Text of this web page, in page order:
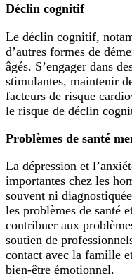
Déclin cognitif
Le déclin cognitif,
d’autres formes de
âgés. S’engager dans
stimulantes, maintenir
facteurs de risque
le risque de déclin
Problèmes de santé
La dépression et
importantes chez les
souvent ni
les problèmes de santé
contribuer aux
soutien de
contact avec la famille
bien-être émotionnel.